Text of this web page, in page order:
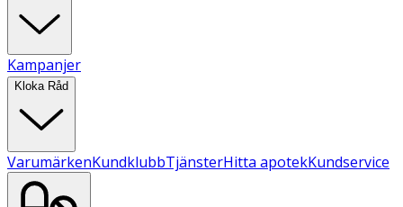
Kampanjer
Kloka Råd
VarumärkenKundklubbTjänsterHitta apotekKundservice